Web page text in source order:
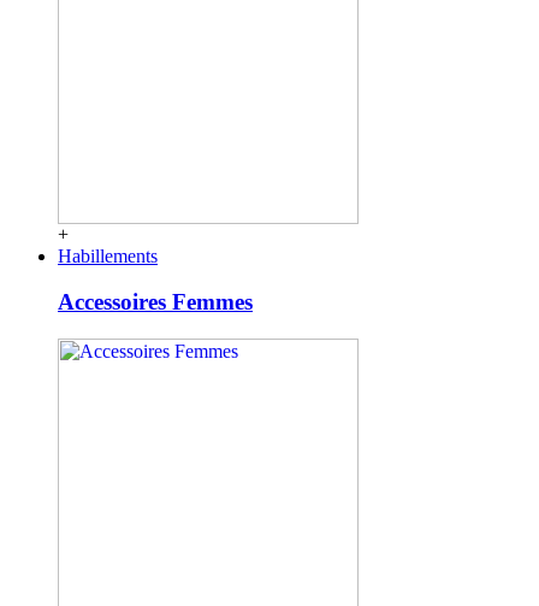
+
Habillements
Accessoires Femmes